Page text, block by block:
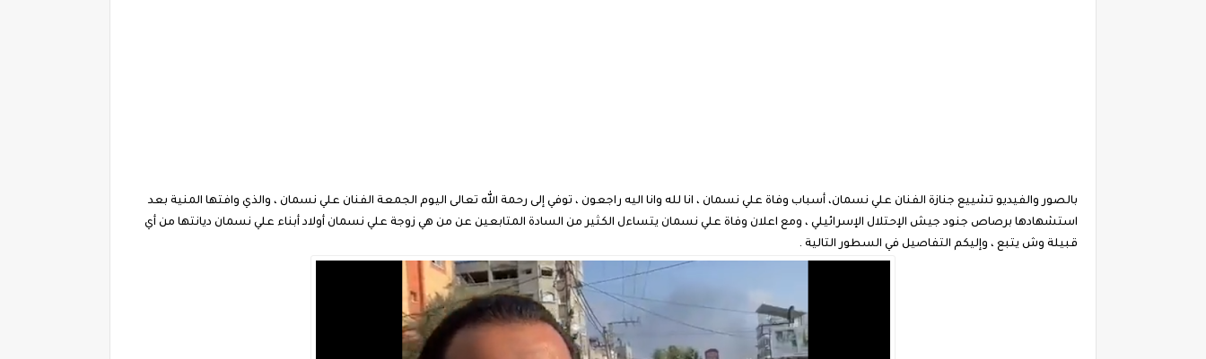
بالصور والفيديو تشييع جنازة الفنان علي نسمان، أسباب وفاة علي نسمان ، انا لله وانا اليه راجعون ، توفي إلى رحمة الله تعالى اليوم الجمعة الفنان علي نسمان ، والذي وافتها المنية بعد
استشهادها برصاص جنود جيش الإحتلال الإسرائيلي ، ومع اعلان وفاة علي نسمان يتساءل الكثير من السادة المتابعين عن من هي زوجة علي نسمان أولاد أبناء علي نسمان ديانتها من أي
قبيلة وش يتبع ، وإليكم التفاصيل في السطور التالية .